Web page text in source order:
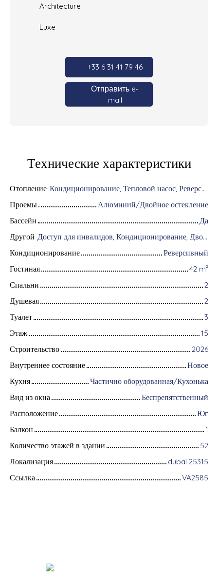
Architecture
Luxe
+33 6 31 41 79 46
Отправить e-
mail
Технические характеристики
Отопление
Кондиционирование, Тепловой насос, Реверсивный
Проемы
Алюминий/Двойное остекление
Бассейн
Да
Другой
Доступ для инвалидов, Кондиционирование, Дворник, Цифровой код, Оборудование для домашней автоматизации, Оптоволоконный интернет, Хранитель, Хранение велосипедов, Моторизованные ворота, Бронированная дверь, Система охранной сигнализации, Видеофон
Кондиционирование
Реверсивный
Гостиная
42 m²
Спальни
2
Душевая
2
Туалет
3
Этаж
15
Строительство
2026
Внутреннее состояние
Новое
Кухня
Частично оборудованная/Кухонька
Вид из окна
Беспрепятственный
Расположение
Юг
Балкон
1
Количество этажей в здании
52
Локализация
dubai 25315
Ссылка
VA2585